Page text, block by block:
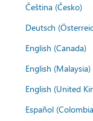
Čeština (Česko)
Deutsch
English (Canada)
English (Malaysia)
English (United
Español